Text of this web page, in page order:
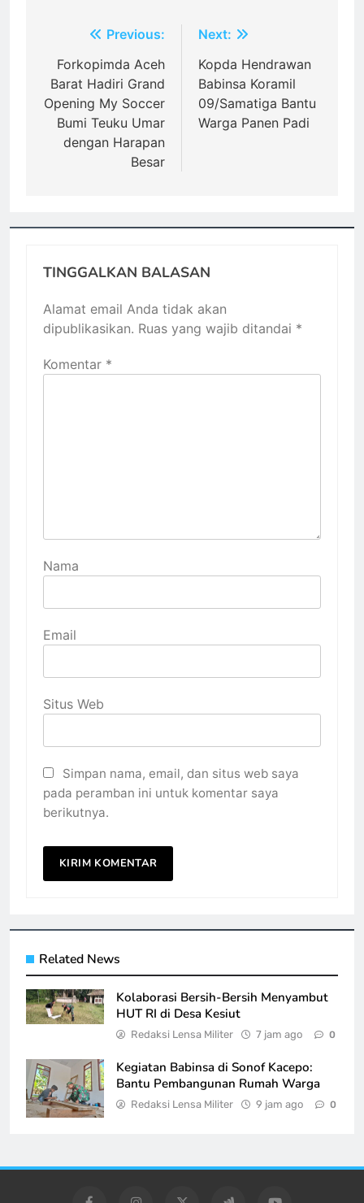
Navigasi
pos
Previous:
Forkopimda Aceh
Barat Hadiri Grand
Opening My Soccer
Bumi Teuku Umar
dengan Harapan
Besar
Next:
Kopda Hendrawan
Babinsa Koramil
09/Samatiga Bantu
Warga Panen Padi
TINGGALKAN BALASAN
Alamat email Anda tidak akan
dipublikasikan. Ruas yang wajib ditandai *
Komentar *
Nama
Email
Situs Web
Simpan nama, email, dan situs web saya
pada peramban ini untuk komentar saya
berikutnya.
Related News
Kolaborasi Bersih-Bersih Menyambut
HUT RI di Desa Kesiut
Redaksi Lensa Militer 7 jam ago 0
Kegiatan Babinsa di Sonof Kacepo:
Bantu Pembangunan Rumah Warga
Redaksi Lensa Militer 9 jam ago 0